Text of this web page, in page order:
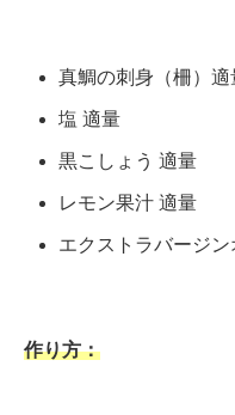
真鯛の刺身（柵）適
塩 適量
黒こしょう 適量
レモン果汁 適量
エクストラバージ
作り方：